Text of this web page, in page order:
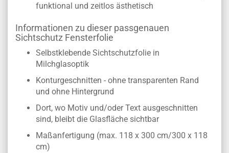
funktional und zeitlos ästhetisch
Informationen zu dieser passgenauen
Sichtschutz Fensterfolie
Selbstklebende Sichtschutzfolie in
Milchglasoptik
Konturgeschnitten - ohne transparenten Rand
und ohne Hintergrund
Dort, wo Motiv und/oder Text ausgeschnitten
sind, bleibt die Glasfläche sichtbar
Maßanfertigung (max. 118 x 300 cm/300 x 118
cm)